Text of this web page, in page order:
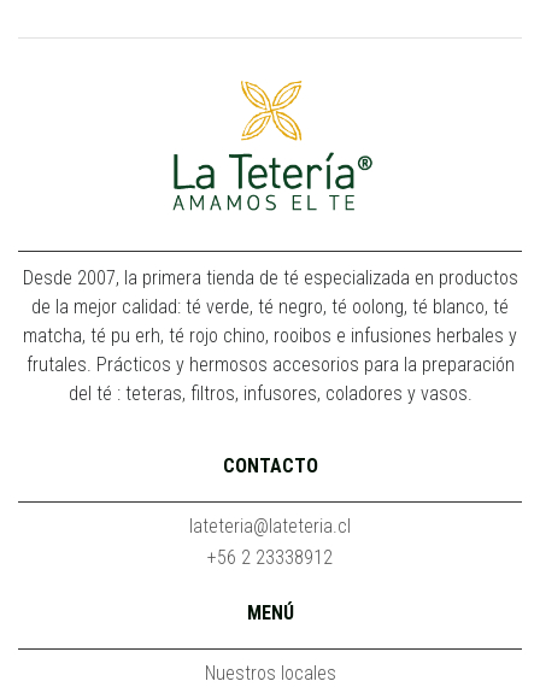
Desde 2007, la primera tienda de té especializada en productos
de la mejor calidad: té verde, té negro, té oolong, té blanco, té
matcha, té pu erh, té rojo chino, rooibos e infusiones herbales y
frutales. Prácticos y hermosos accesorios para la preparación
del té : teteras, filtros, infusores, coladores y vasos.
CONTACTO
lateteria@lateteria.cl
+56 2 23338912
MENÚ
Nuestros locales